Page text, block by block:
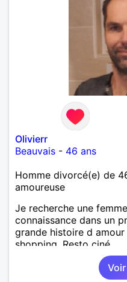
Olivierr
Beauvais - 46 ans
Homme divorcé(e) de
amoureuse
Je recherche une
connaissance dans un
grande histoire d
shopping, Resto ciné...